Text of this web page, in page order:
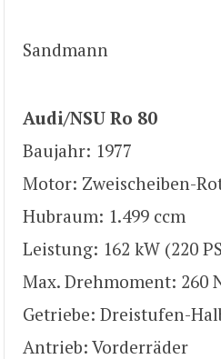
Sandmann
Audi/NSU Ro 80
Baujahr: 1977
Motor: Zweischeiben-
Hubraum: 1.499 ccm
Leistung: 162 kW (220
Max. Drehmoment: 260
Getriebe: Dreistufen-
Antrieb: Vorderräder